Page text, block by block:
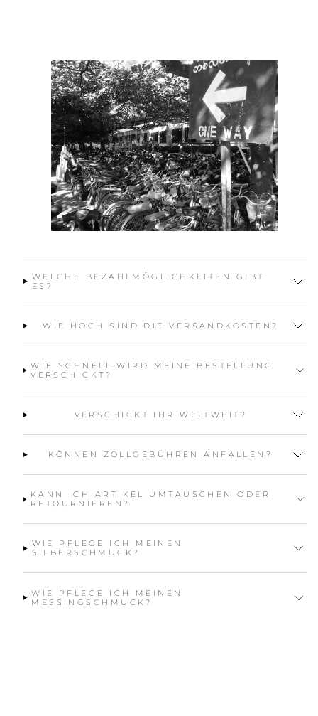
WELCHE BEZAHLMÖGLICHKEITEN GIBT
ES?
WIE HOCH SIND DIE VERSANDKOSTEN?
WIE SCHNELL WIRD MEINE BESTELLUNG
VERSCHICKT?
VERSCHICKT IHR WELTWEIT?
KÖNNEN ZOLLGEBÜHREN ANFALLEN?
KANN ICH ARTIKEL UMTAUSCHEN ODER
RETOURNIEREN?
WIE PFLEGE ICH MEINEN
SILBERSCHMUCK?
WIE PFLEGE ICH MEINEN
MESSINGSCHMUCK?